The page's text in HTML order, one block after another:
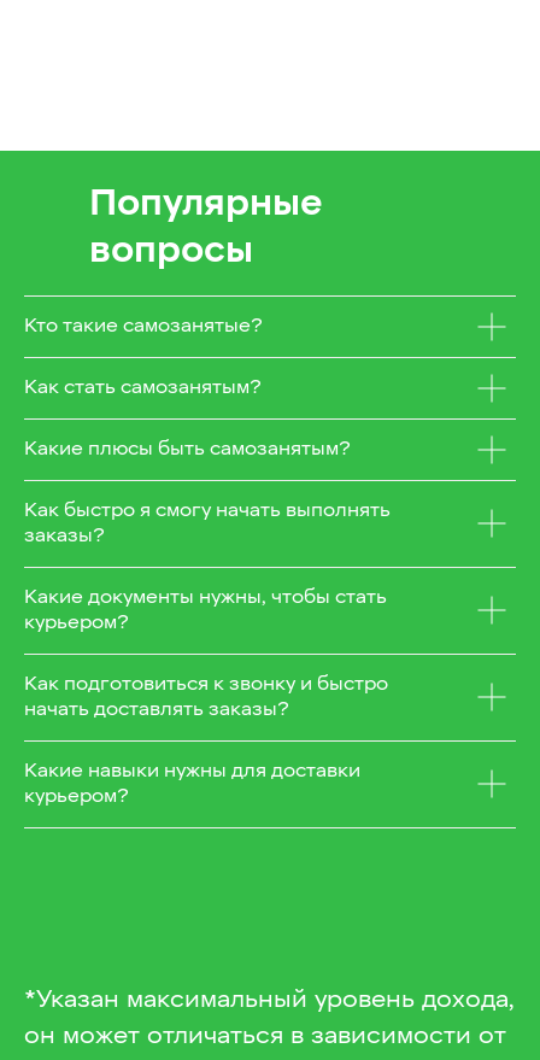
Популярные
вопросы
Кто такие самозанятые?
Как стать самозанятым?
Какие плюсы быть самозанятым?
Как быстро я смогу начать выполнять
заказы?
Какие документы нужны, чтобы стать
курьером?
Как подготовиться к звонку и быстро
начать доставлять заказы?
Какие навыки нужны для доставки
курьером?
*Указан максимальный уровень дохода,
он может отличаться в зависимости от